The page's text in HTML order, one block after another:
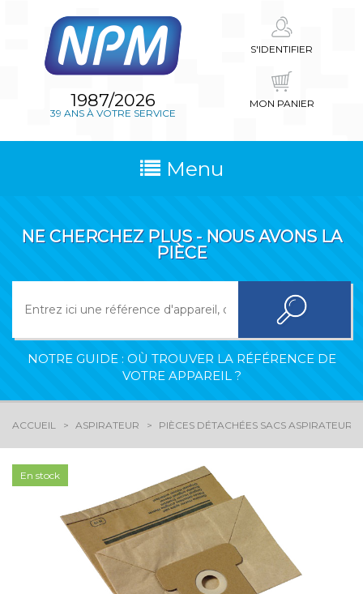
1987/2026
39 ANS À VOTRE SERVICE
S'IDENTIFIER
MON PANIER
Menu
NE CHERCHEZ PLUS - NOUS AVONS LA
PIÈCE
NOTRE GUIDE : OÙ TROUVER LA RÉFÉRENCE DE
VOTRE APPAREIL ?
ACCUEIL ASPIRATEUR PIÈCES DÉTACHÉES SACS ASPIRATEURS
En stock